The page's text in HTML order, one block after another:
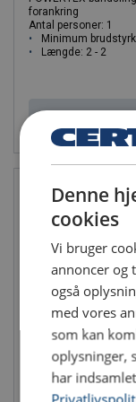
forankring
Antal personer: 1
Minimum brudstyrke
Længde: 2 - 2
Til brug som
forankring
Længde: 20 m
Denne
cookies
Vi bruger
annoncer og
også
med vores
som kan
oplysninger,
har